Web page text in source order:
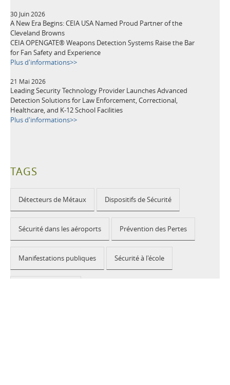
30 Juin 2026
A New Era Begins: CEIA USA Named Proud Partner of the
Cleveland Browns
CEIA OPENGATE® Weapons Detection Systems Raise the Bar
for Fan Safety and Experience
Plus d'informations>>
21 Mai 2026
Leading Security Technology Provider Launches Advanced
Detection Solutions for Law Enforcement, Correctional,
Healthcare, and K-12 School Facilities
Plus d'informations>>
TAGS
Détecteurs de Métaux Dispositifs de Sécurité
Sécurité dans les aéroports Prévention des Pertes
Manifestations publiques Sécurité à l'école